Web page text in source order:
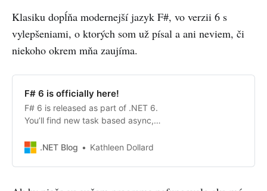
Klasiku dopĺňa modernejší jazyk F#, vo verzii 6 s
vylepšeniami, o ktorých som už písal a ani neviem, či
niekoho okrem mňa zaujíma.
F# 6 is officially here!
F# 6 is released as part of .NET 6.
You’ll find new task based async,
other features.
.NET Blog Kathleen Dollard